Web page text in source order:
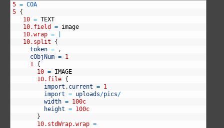
5 = COA
5 {
10 = TEXT
10.field
= image
10.wrap =
10.split
{
token =
,
cObjNum = 1
1 {
10 = IMAGE
10.file {
import . current = 1
import = uploads/pics/
width = 100c
height = 100c
}
10.stdWrap.wrap =